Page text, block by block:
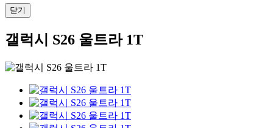
닫기
갤럭시 S26 울트라 1T